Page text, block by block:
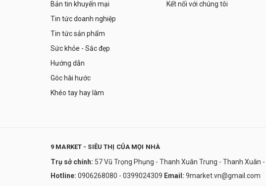
Bản tin khuyến mại
Tin tức doanh nghiệp
Tin tức sản phẩm
Sức khỏe - Sắc đẹp
Hướng dẫn
Góc hài hước
Khéo tay hay làm
Kết nối với chúng tôi
9 MARKET - SIÊU THỊ CỦA MỌI NHÀ
Trụ sở chính: 57 Vũ Trọng Phụng - Thanh Xuân Trung - Thanh Xuân -
Hotline: 0906268080 - 0399024309 Email: 9market.vn@gmail.com